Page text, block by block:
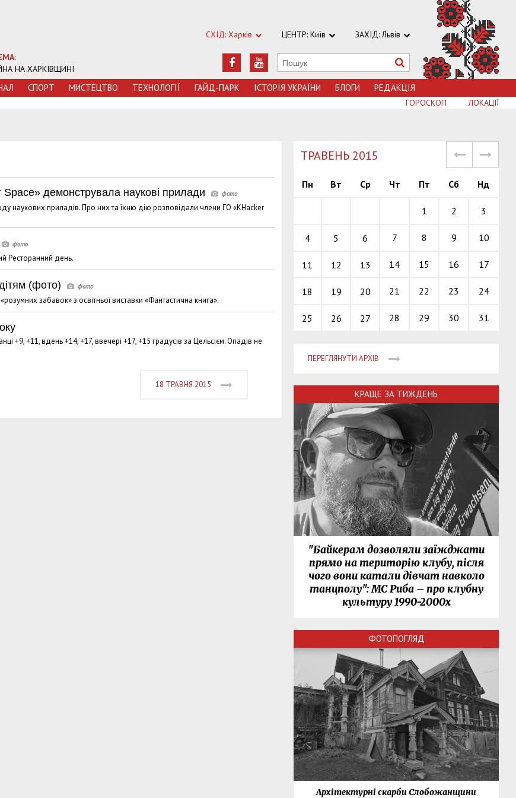
НА ХАРКІВЩИНІ
СХІД: Харків ЦЕНТР: Київ ЗАХІД: Львів
СПОРТ МИСТЕЦТВО ТЕХНОЛОГIЇ ГАЙД-ПАРК ІСТОРІЯ УКРАЇНИ БЛОГИ РЕДАКЦІЯ
ЛОКАЦІЇ
ГОРОСКОП
демонструвала наукові прилади
наукових приладів. Про них та їхню дію розповідали члени ГО «KHacker
Ресторанний день.
(фото)
забавок» з освітньої виставки «Фантастична книга».
+9, +11, вдень +14, +17, ввечері +17, +15 градусів за Цельсієм. Опадів не
18 ТРАВНЯ 2015
TРАВЕНЬ 2015
Пн Вт Ср Чт Пт Сб Нд
1 2 3
4 5 6 7 8 9 10
11 12 13 14 15 16 17
18 19 20 21 22 23 24
25 26 27 28 29 30 31
ПЕРЕГЛЯНУТИ АРХІВ
КРАЩЕ ЗА ТИЖДЕНЬ
"Байкерам дозволяли заїжджати
прямо на територію клубу, після
чого вони катали дівчат навколо
танцполу": МС Риба – про клубну
культуру 1990-2000х
ФОТОПОГЛЯД
Архітектурні скарби Слобожанщини